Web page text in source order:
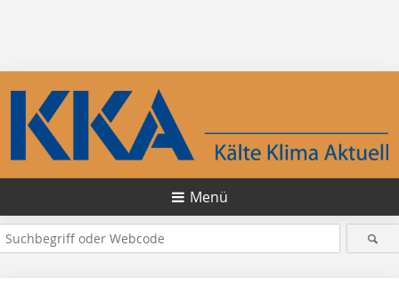
Menü